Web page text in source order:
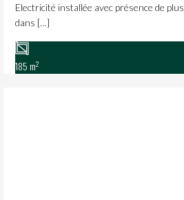
Electricité installée avec présence de
dans […]
185 m2